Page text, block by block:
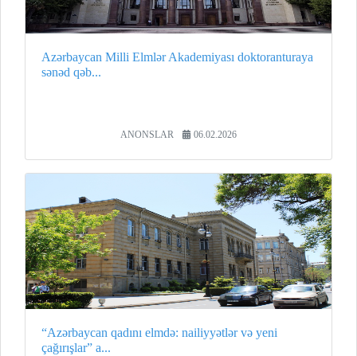
Azərbaycan Milli Elmlər Akademiyası doktoranturaya
sənəd qəb...
ANONSLAR 06.02.2026
“Azərbaycan qadını elmdə: nailiyyətlər və yeni
çağırışlar” a...